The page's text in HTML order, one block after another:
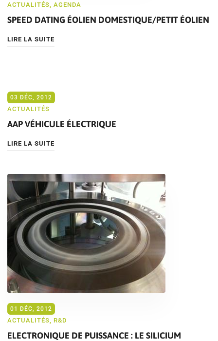
ACTUALITÉS AGENDA
SPEED DATING ÉOLIEN DOMESTIQUE/PETIT ÉOLIEN
LIRE LA SUITE
03 DÉC, 2012
ACTUALITÉS
AAP VÉHICULE ÉLECTRIQUE
LIRE LA SUITE
01 DÉC, 2012
ACTUALITÉS R&D
ELECTRONIQUE DE PUISSANCE : LE SILICIUM